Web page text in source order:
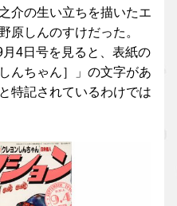
介の生い立ちを描いたエ
原しんのすけだった。
4日号を見ると、表紙の
んちゃん］」の文字があ
特記されているわけでは